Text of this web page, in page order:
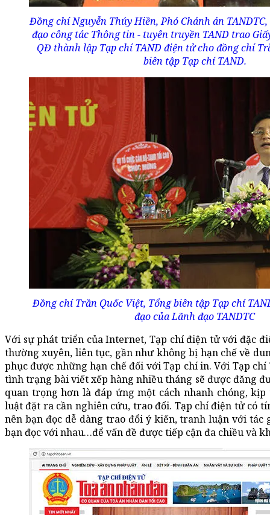
Đồng chí Nguyễn Thúy Hiền, Phó Chánh án
đạo công tác Thông tin - tuyên truyền TAND trao
QĐ thành lập Tạp chí TAND điện tử cho đồng chí
biên tập Tạp chí TAND.
Đồng chí Trần Quốc Việt, Tổng biên tập Tạp chí
đạo của Lãnh đạo TANDTC
Với sự phát triển của Internet, Tạp chí điện tử với đặc
thường xuyên, liên tục, gần như không bị hạn chế về
phục được những hạn chế đối với Tạp chí in. Với Tạp
tình trạng bài viết xếp hàng nhiều tháng sẽ được đăng
quan trọng hơn là đáp ứng một cách nhanh chóng,
luật đặt ra cần nghiên cứu, trao đổi. Tạp chí điện tử có
nên bạn đọc dễ dàng trao đổi ý kiến, tranh luận với tác
bạn đọc với nhau…để vấn đề được tiếp cận đa chiều và